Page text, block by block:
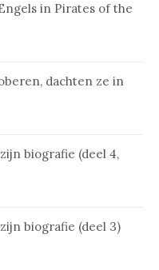
in Pirates of the
dachten ze in
biografie (deel 4,
biografie (deel 3)